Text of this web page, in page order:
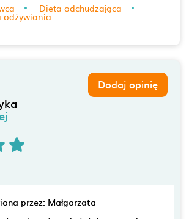
Dieta odchudzająca
odżywiania
Dodaj opinię
przez: Małgorzata